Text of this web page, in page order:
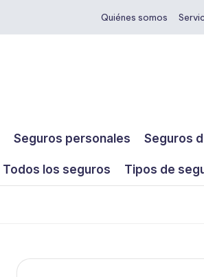
Quiénes somos
Seguros personales Seguros
Todos los seguros Tipos de